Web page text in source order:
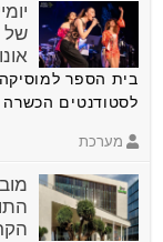
של
אונו
לסטודנטים הכשרה
מערכת